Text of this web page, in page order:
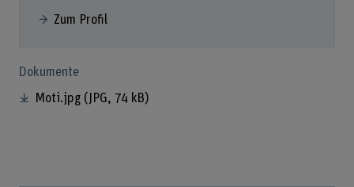
Zum Profil
Dokumente
Moti.jpg (JPG, 74 kB)